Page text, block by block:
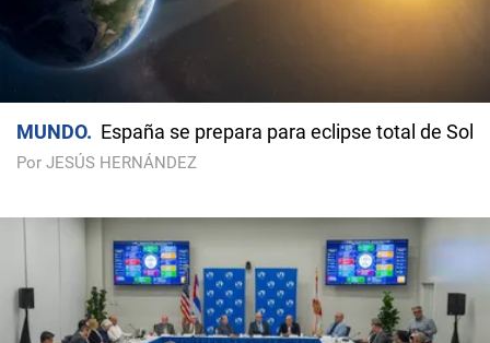
MUNDO España se prepara para eclipse total de Sol
Por JESÚS HERNÁNDEZ